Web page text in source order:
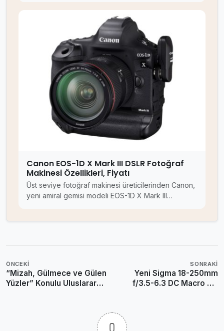
Canon EOS-1D X Mark III DSLR Fotoğraf
Makinesi Özellikleri, Fiyatı
Üst seviye fotoğraf makinesi üreticilerinden Canon,
yeni amiral gemisi modeli EOS-1D X Mark III…
ÖNCEKI
“Mizah, Gülmece ve Gülen
Yüzler” Konulu Uluslararası
SONRAKI
Yeni Sigma 18-250mm
f/3.5-6.3 DC Macro OS
0